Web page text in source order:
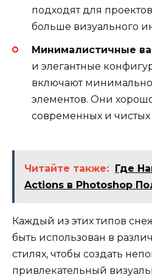
подходят для
больше визуального
Минималистичные
и элегантные
включают
элементов. Они
современных и
Читайте также: Где
Actions в Photoshop
Каждый из этих типов
быть использован в
стилях, чтобы создать
привлекательный